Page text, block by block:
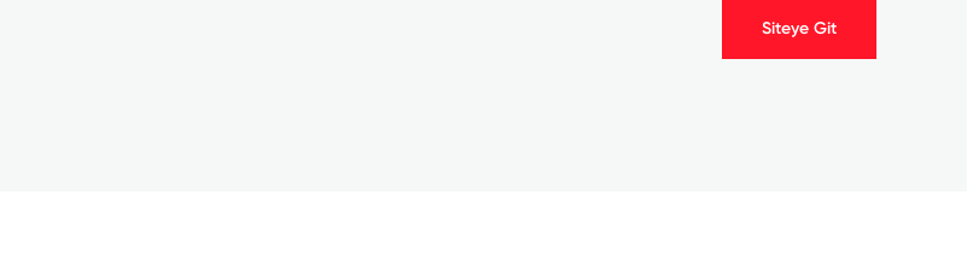
Siteye Git